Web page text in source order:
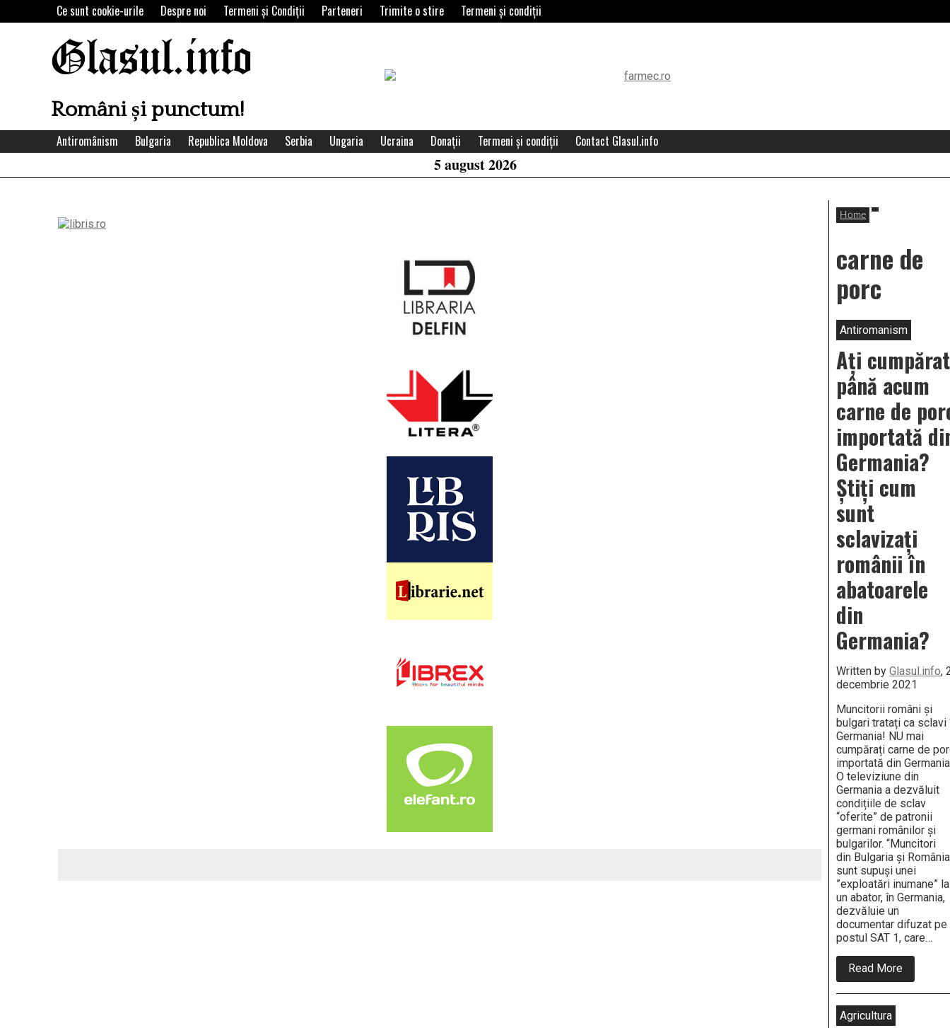
to
Ce sunt cookie-urile Despre noi Termeni şi Condiţii Parteneri Trimite o stire Termeni și condiții
Glasul.info
Români și punctum!
Header
Area
Antiromânism Bulgaria Republica Moldova Serbia Ungaria Ucraina Donații Termeni și condiții Contact Glasul.info
5 august 2026
Home
carne de
porc
Antiromanism
Ați cumpărat
până acum
carne de
importată
Germania?
Știți cum
sunt
sclavizați
românii în
abatoarele
din
Germania?
Written by Glasul.info,
decembrie 2021
Muncitorii români și
bulgari tratați ca sclavi
Germania! NU mai
cumpărați carne de
importată din
O televiziune din
Germania a dezvăluit
condițiile de sclav
“oferite” de patronii
germani românilor și
bulgarilor. “Muncitori
din Bulgaria şi România
sunt supuşi unei
”exploatări inumane” la
un abator, în Germania,
dezvăluie un
documentar difuzat pe
postul SAT 1, care…
Read More
Ați
cumpărat
Agricultura
Left
Asides